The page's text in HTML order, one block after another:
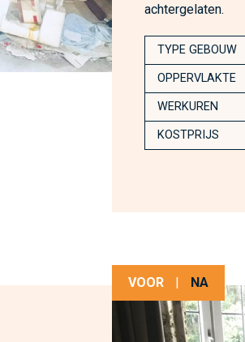
achtergelaten.
TYPE GEBOUW
OPPERVLAKTE
WERKUREN
KOSTPRIJS
VOOR | NA